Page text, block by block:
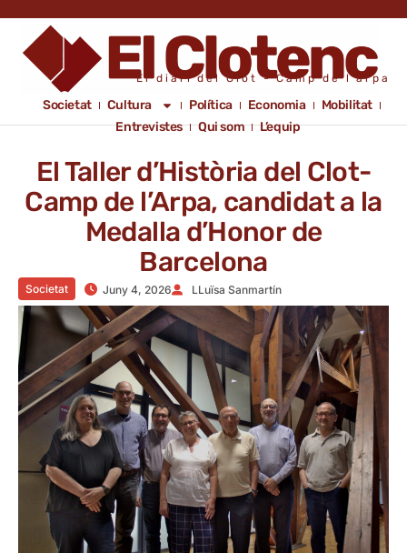
El diari del Clot - Camp de l'arpa
Societat Cultura Política Economia
Mobilitat
Entrevistes
Qui som L’equip
El Taller d’Història del Clot-
Camp de l’Arpa, candidat a la
Medalla d’Honor de
Barcelona
Societat Juny 4, 2026 LLuïsa Sanmartín